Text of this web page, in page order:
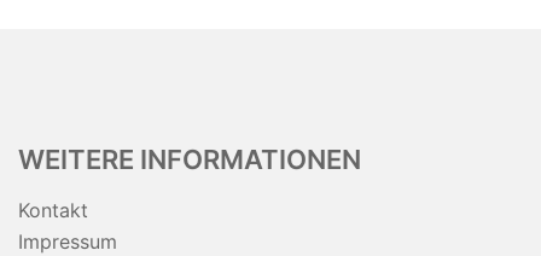
WEITERE INFORMATIONEN
Kontakt
Impressum